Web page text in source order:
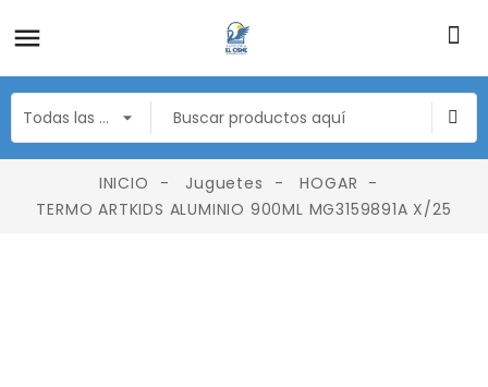
INICIO Juguetes
HOGAR
TERMO ARTKIDS ALUMINIO 900ML MG3159891A X/25